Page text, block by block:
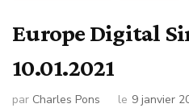
Europe Digital
10.01.2021
par Charles Pons le 9 janvier